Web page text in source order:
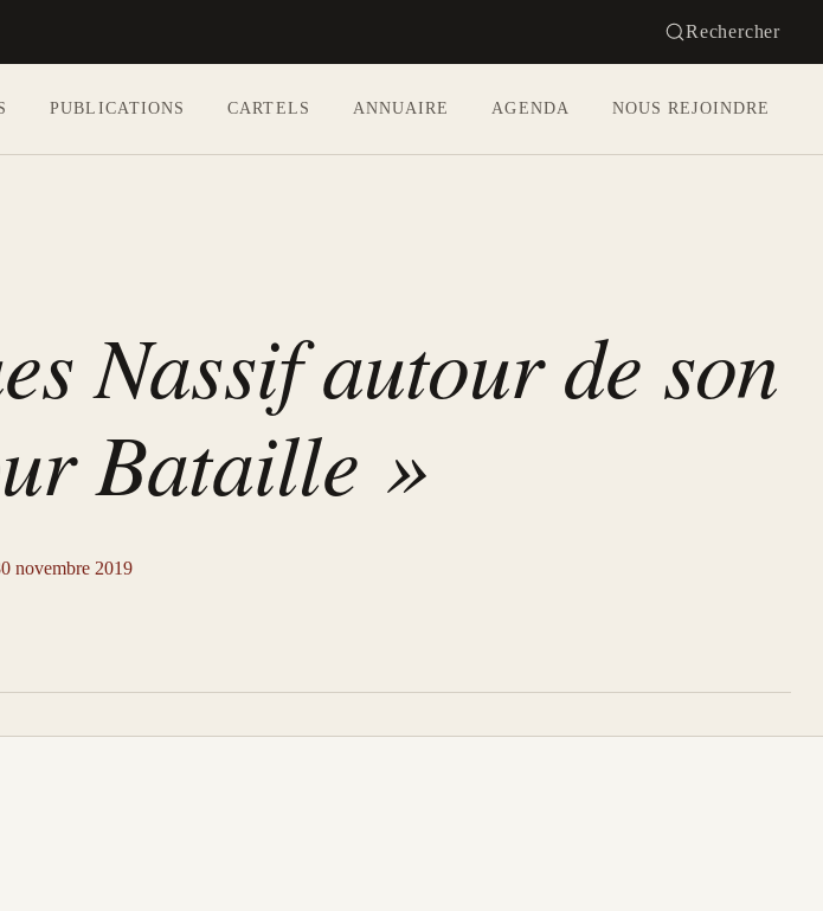
Rechercher
PUBLICATIONS CARTELS ANNUAIRE AGENDA NOUS REJOINDRE
Nassif autour de son
Bataille »
novembre 2019